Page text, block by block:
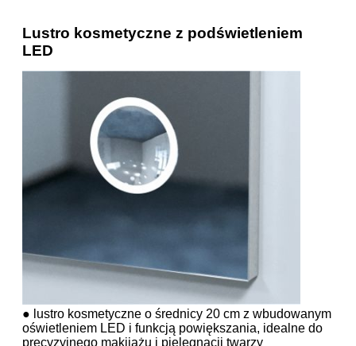
Lustro kosmetyczne z podświetleniem
LED
● lustro kosmetyczne o średnicy 20 cm z wbudowanym
oświetleniem LED i funkcją powiększania, idealne do
precyzyjnego makijażu i pielęgnacji twarzy